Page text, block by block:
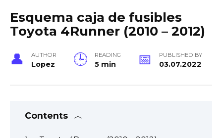
Esquema caja de fusibles
Toyota 4Runner (2010 – 2012)
AUTHOR
Lopez
READING
5 min
PUBLISHED BY
03.07.2022
Contents